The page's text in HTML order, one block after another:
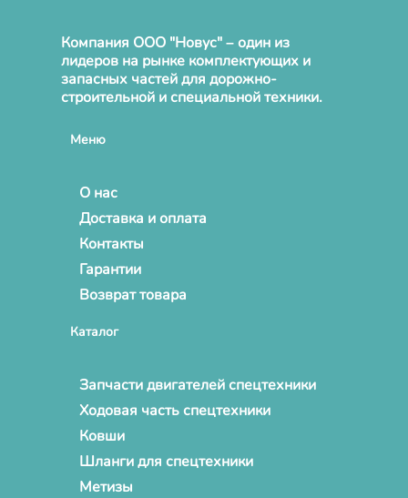
Компания ООО "Новус" – один из
лидеров на рынке комплектующих и
запасных частей для дорожно-
строительной и специальной техники.
Меню
О нас
Доставка и оплата
Контакты
Гарантии
Возврат товара
Каталог
Запчасти двигателей спецтехники
Ходовая часть спецтехники
Ковши
Шланги для спецтехники
Метизы